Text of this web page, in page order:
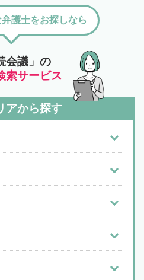
会議」の
索サービス
護士をお探しなら
アから探す